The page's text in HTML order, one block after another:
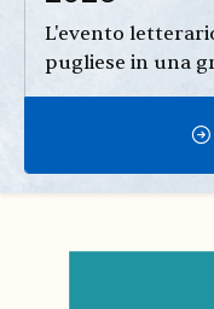
L'evento
pugliese in una